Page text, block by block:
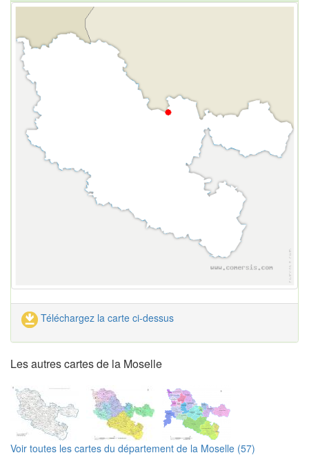
Téléchargez la carte ci-dessus
Les autres cartes de la Moselle
Voir toutes les cartes du département de la Moselle (57)